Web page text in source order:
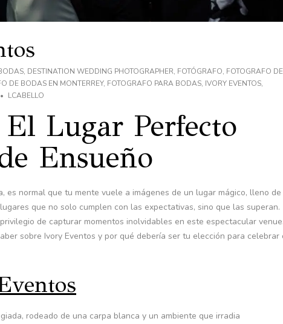
, DESTINATION WEDDING PHOTOGRAPHER, FOTÓGRAFO, FOTOGRAFO DE
DE BODAS EN MONTERREY, FOTOGRAFO PARA BODAS, IVORY EVENTOS,
LCABELLO
El Lugar Perfecto
Ensueño
es normal que tu mente vuele a imágenes de un lugar mágico, lleno de
que no solo cumplen con las expectativas, sino que las superan.
de capturar momentos inolvidables en este espectacular venue.
sobre Ivory Eventos y por qué debería ser tu elección para celebrar
rodeado de una carpa blanca y un ambiente que irradia